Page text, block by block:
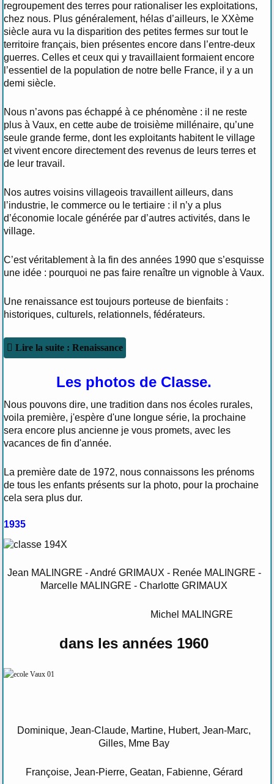
regroupement des terres pour rationaliser les exploitations,
chez nous. Plus généralement, hélas d’ailleurs, le XXème
siècle aura vu la disparition des petites fermes sur tout le
territoire français, bien présentes encore dans l’entre-deux
guerres. Celles et ceux qui y travaillaient formaient encore
l’essentiel de la population de notre belle France, il y a un
demi siècle.
Nous n’avons pas échappé à ce phénomène : il ne reste
plus à Vaux, en cette aube de troisième millénaire, qu’une
seule grande ferme, dont les exploitants habitent le village
et vivent encore directement des revenus de leurs terres et
de leur travail.
Nos autres voisins villageois travaillent ailleurs, dans
l’industrie, le commerce ou le tertiaire : il n’y a plus
d’économie locale générée par d’autres activités, dans le
village.
C’est véritablement à la fin des années 1990 que s’esquisse
une idée : pourquoi ne pas faire renaître un vignoble à Vaux.
Une renaissance est toujours porteuse de bienfaits :
historiques, culturels, relationnels, fédérateurs.
Lire la suite : Renaissance
Les photos de Classe.
Nous pouvons dire, une tradition dans nos écoles rurales,
voila première, j'espère d'une longue série, la prochaine
sera encore plus ancienne je vous promets, avec les
vacances de fin d'année.
La première date de 1972, nous connaissons les prénoms
de tous les enfants présents sur la photo, pour la prochaine
cela sera plus dur.
1935
Jean MALINGRE - André GRIMAUX - Renée MALINGRE -
Marcelle MALINGRE - Charlotte GRIMAUX
Michel MALINGRE
dans les années 1960
Dominique, Jean-Claude, Martine, Hubert, Jean-Marc,
Gilles, Mme Bay
Françoise, Jean-Pierre, Geatan, Fabienne, Gérard